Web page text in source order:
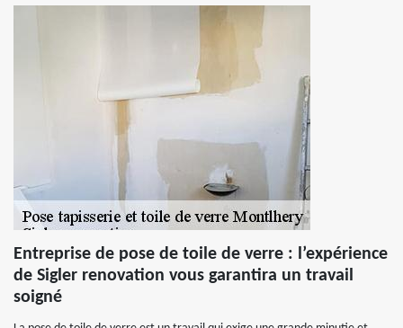
Entreprise de pose de toile de verre : l’expérience
de Sigler renovation vous garantira un travail
soigné